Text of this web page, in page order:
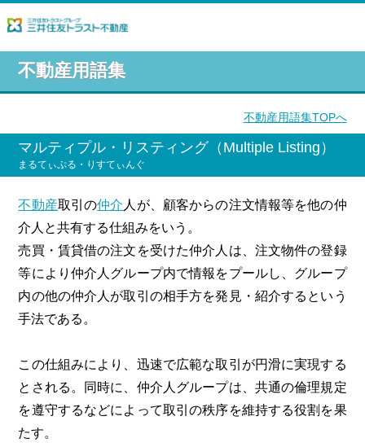
不動産用語集
不動産用語集TOPへ
マルティプル・リスティング（Multiple Listing）
まるてぃぷる・りすてぃんぐ
不動産取引の仲介 人が、顧客からの注文情報等を他の仲
介人と共有する仕組みをいう。
売買・賃貸借の注文を受けた仲介人は、注文物件の登録
等により仲介人グループ内で情報をプールし、グループ
内の他の仲介人が取引の相手方を発見・紹介するという
手法である。
この仕組みにより、迅速で広範な取引が円滑に実現する
とされる。同時に、仲介人グループは、共通の倫理規定
を遵守するなどによって取引の秩序を維持する役割を果
たす。